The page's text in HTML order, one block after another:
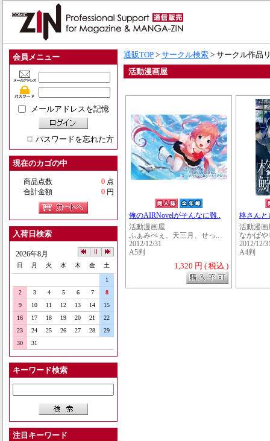
会員メニュー
メールアドレスを記憶
パスワードを忘れた方
現在のカゴの中
商品点数 0 点
合計金額
0 円
入荷日検索
2026年8月
日 月 火 水 木 金 土
1
2
3 4 5 6 7
8
9
10 11 12 13 14
15
16
17 18 19 20 21
22
23
24 25 26 27 28
29
30
31
キーワード検索
注目キーワード
通販TOP > サークル検索 > サークル作品
活動漫画屋
俺のAIRNovelがそんなに難..
活動漫画屋
ふぁみべぇ、天三月、せっ..
2012/12/31
A5判
1,320 円 ( 税込 )
柊さん
活動漫画
なかば
2012/12/
A4判